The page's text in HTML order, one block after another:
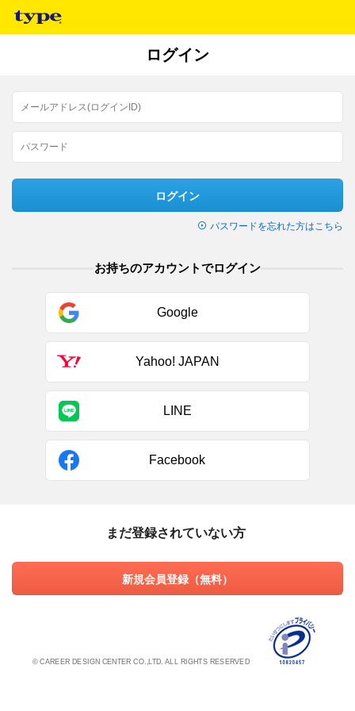
ログイン
ログイン
パスワードを忘れた方はこちら
お持ちのアカウントでログイン
Google
Yahoo! JAPAN
LINE
Facebook
まだ登録されていない方
新規会員登録（無料）
© CAREER DESIGN CENTER CO.,LTD. ALL RIGHTS RESERVED